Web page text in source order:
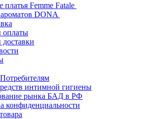
Femme Fatale
DONA
оплаты
интимной гигиены
рынка БАД в РФ
конфиденциальности